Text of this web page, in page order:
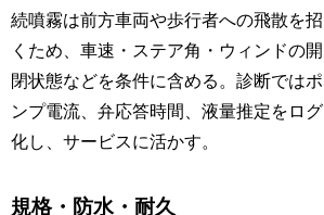
続噴霧は前方車両や歩行者への飛散を招
くため、車速・ステア角・ウィンドの開
閉状態などを条件に含める。診断ではポ
ンプ電流、弁応答時間、液量推定をログ
化し、サービスに活かす。
規格・防水・耐久